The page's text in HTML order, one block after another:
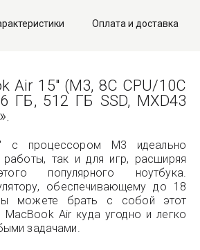
Оплата и доставка
Air 15" (M3, 8C CPU/10C
ГБ, 512 ГБ SSD, MXD43
с процессором M3 идеально
работы, так и для игр, расширяя
популярного ноутбука.
обеспечивающему до 18
можете брать с собой этот
MacBook Air куда угодно и легко
задачами.